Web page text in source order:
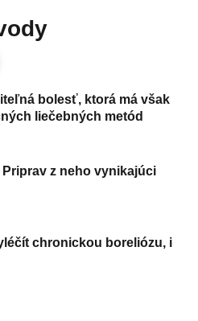
bolesť, ktorá má však
liečebných metód
z neho vynikajúci
chronickou boreliózu, i